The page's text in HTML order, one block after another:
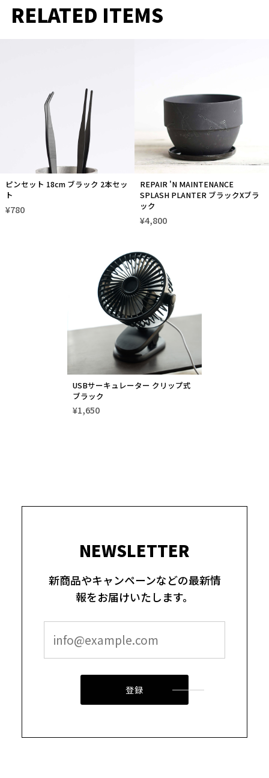
RELATED ITEMS
ピンセット 18cm ブラック 2本セッ
ト
¥780
REPAIR 'N MAINTENANCE
SPLASH PLANTER ブラックXブラ
ック
¥4,800
USBサーキュレーター クリップ式
ブラック
¥1,650
NEWSLETTER
新商品やキャンペーンなどの最新情
報をお届けいたします。
登録